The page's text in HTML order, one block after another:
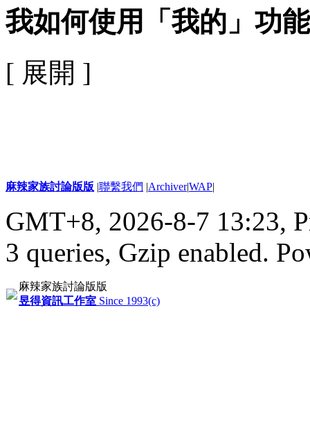
我如何使用「我的」功能
[ 展開 ]
麻辣家族討論版版 |聯繫我們 |Archiver|WAP|
GMT+8, 2026-8-7 13:23,
3 queries, Gzip enabled.
麻辣家族討論版版
昱得資訊工作室 Since 1993(c)